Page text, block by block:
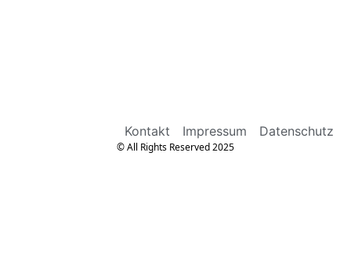
Kontakt Impressum Datenschutz
© All Rights Reserved 2025